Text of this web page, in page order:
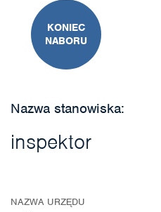
KONIEC
NABORU
Nazwa stanowiska:
inspektor
NAZWA URZĘDU